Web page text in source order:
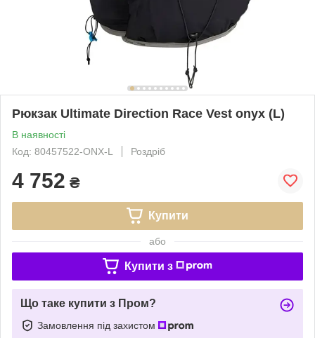
Рюкзак Ultimate Direction Race Vest onyx (L)
В наявності
Код: 80457522-ONX-L
Роздріб
4 752 ₴
Купити
або
Купити з
Що таке купити з Пром?
Замовлення під захистом